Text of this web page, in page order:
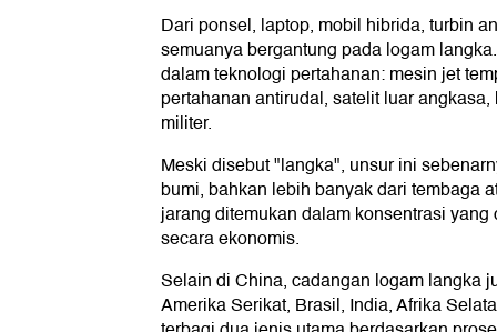
Dari ponsel, laptop, mobil hibrida, turbin
semuanya bergantung pada logam
dalam teknologi pertahanan: mesin jet
pertahanan antirudal, satelit luar
militer.
Meski disebut "langka", unsur ini
bumi, bahkan lebih banyak dari tembaga
jarang ditemukan dalam konsentrasi
secara ekonomis.
Selain di China, cadangan logam langka
Amerika Serikat, Brasil, India, Afrika